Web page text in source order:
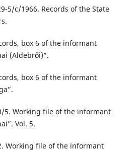
5/c/1966. Records of the State
box 6 of the informant
(Aldebrői)”.
box 6 of the informant
5. Working file of the informant
Vol. 5.
Working file of the informant